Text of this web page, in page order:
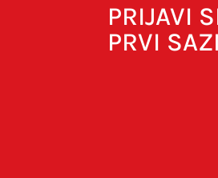
PRIJAVI
PRVI